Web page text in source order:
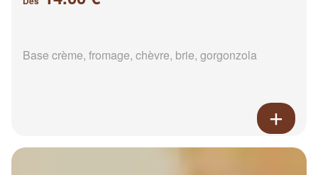
Base crème, fromage, chèvre, brie, gorgonzola